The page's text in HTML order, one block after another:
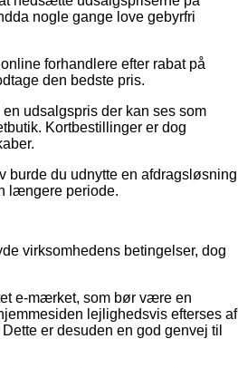
nogle gange love gebyrfri
forhandlere efter rabat på
den bedste pris.
udsalgspris der kan ses som
Kortbestillinger er dog
burde du udnytte en afdragsløsning
længere periode.
virksomhedens betingelser, dog
e-mærket, som bør være en
lejlighedsvis efterses af
er desuden en god genvej til